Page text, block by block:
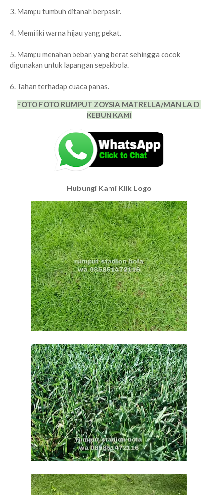
3. Mampu tumbuh ditanah berpasir.
4. Memiliki warna hijau yang pekat.
5. Mampu menahan beban yang berat sehingga cocok
digunakan untuk lapangan sepakbola.
6. Tahan terhadap cuaca panas.
FOTO FOTO RUMPUT ZOYSIA MATRELLA/MANILA DI
KEBUN KAMI
Hubungi Kami Klik Logo